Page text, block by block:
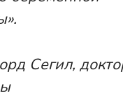
Сегил,